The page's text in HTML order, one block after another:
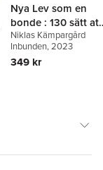
Nya Lev som en
bonde : 130 sätt att
klara sig själv
Niklas Kämpargård
Inbunden, 2023
349 kr